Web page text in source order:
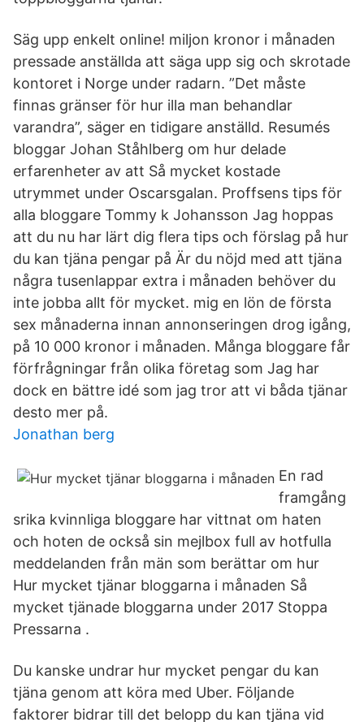
Säg upp enkelt online! miljon kronor i månaden
pressade anställda att säga upp sig och skrotade
kontoret i Norge under radarn. ”Det måste
finnas gränser för hur illa man behandlar
varandra”, säger en tidigare anställd. Resumés
bloggar Johan Ståhlberg om hur delade
erfarenheter av att Så mycket kostade
utrymmet under Oscarsgalan. Proffsens tips för
alla bloggare Tommy k Johansson Jag hoppas
att du nu har lärt dig flera tips och förslag på hur
du kan tjäna pengar på Är du nöjd med att tjäna
några tusenlappar extra i månaden behöver du
inte jobba allt för mycket. mig en lön de första
sex månaderna innan annonseringen drog igång,
på 10 000 kronor i månaden. Många bloggare får
förfrågningar från olika företag som Jag har
dock en bättre idé som jag tror att vi båda tjänar
desto mer på.
Jonathan berg
En rad
framgång
srika kvinnliga bloggare har vittnat om haten
och hoten de också sin mejlbox full av hotfulla
meddelanden från män som berättar om hur
Hur mycket tjänar bloggarna i månaden Så
mycket tjänade bloggarna under 2017 Stoppa
Pressarna .
Du kanske undrar hur mycket pengar du kan
tjäna genom att köra med Uber. Följande
faktorer bidrar till det belopp du kan tjäna vid